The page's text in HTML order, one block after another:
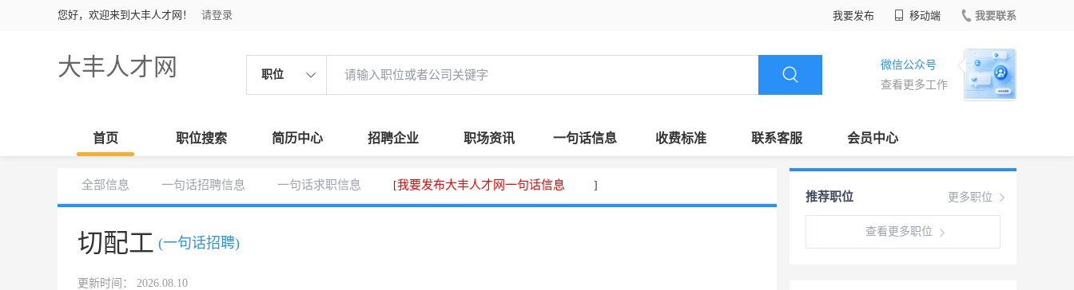
您好，欢迎来到大丰人才网！ 请登录 我要发布 移动端 我要联系
大丰人才网 职位
微信公众号
查看更多工作
首页 职位搜索 简历中心 招聘企业 职场资讯 一句话信息 收费标准 联系客服 会员中心
全部信息 一句话招聘信息 一句话求职信息 [我要发布大丰人才网一句话信息 ]
切配工 (一句话招聘)
更新时间： 2026.08.10
更多职位
推荐职位
查看更多职位